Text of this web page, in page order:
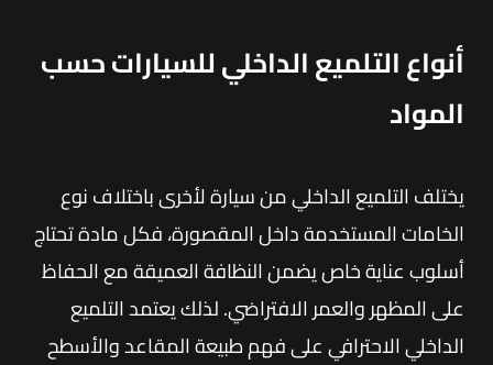
أنواع التلميع الداخلي للسيارات حسب
المواد
يختلف التلميع الداخلي من سيارة لأخرى باختلاف نوع
الخامات المستخدمة داخل المقصورة، فكل مادة تحتاج
أسلوب عناية خاص يضمن النظافة العميقة مع الحفاظ
على المظهر والعمر الافتراضي. لذلك يعتمد التلميع
الداخلي الاحترافي على فهم طبيعة المقاعد والأسطح